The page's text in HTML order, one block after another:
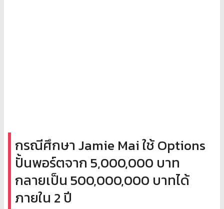
กรณีศึกษา Jamie Mai ใช้ Options
ปั้นพอร์ตจาก 5,000,000 บาท
กลายเป็น 500,000,000 บาทได้
ภายใน 2 ปี